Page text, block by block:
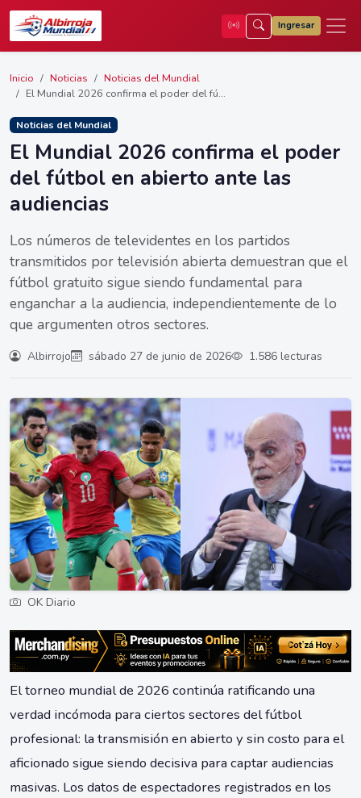
Ingresar
Inicio Noticias
Noticias del Mundial
El Mundial 2026 confirma el poder del fú...
Noticias del Mundial
El Mundial 2026 confirma el poder
del fútbol en abierto ante las
audiencias
Los números de televidentes en los partidos
transmitidos por televisión abierta demuestran que el
fútbol gratuito sigue siendo fundamental para
enganchar a la audiencia, independientemente de lo
que argumenten otros sectores.
Albirrojo sábado 27 de junio de 2026 1.586 lecturas
OK Diario
El torneo mundial de 2026 continúa ratificando una
verdad incómoda para ciertos sectores del fútbol
profesional: la transmisión en abierto y sin costo para el
aficionado sigue siendo decisiva para captar audiencias
masivas. Los datos de espectadores registrados en los